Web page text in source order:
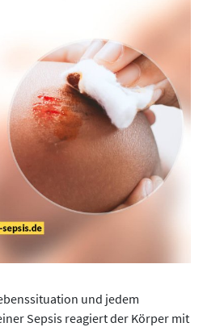
und jedem
Sepsis reagiert der Körper mit